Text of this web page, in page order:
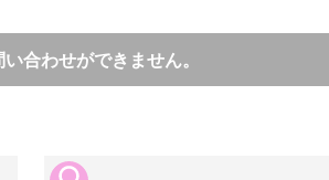
合わせができません。